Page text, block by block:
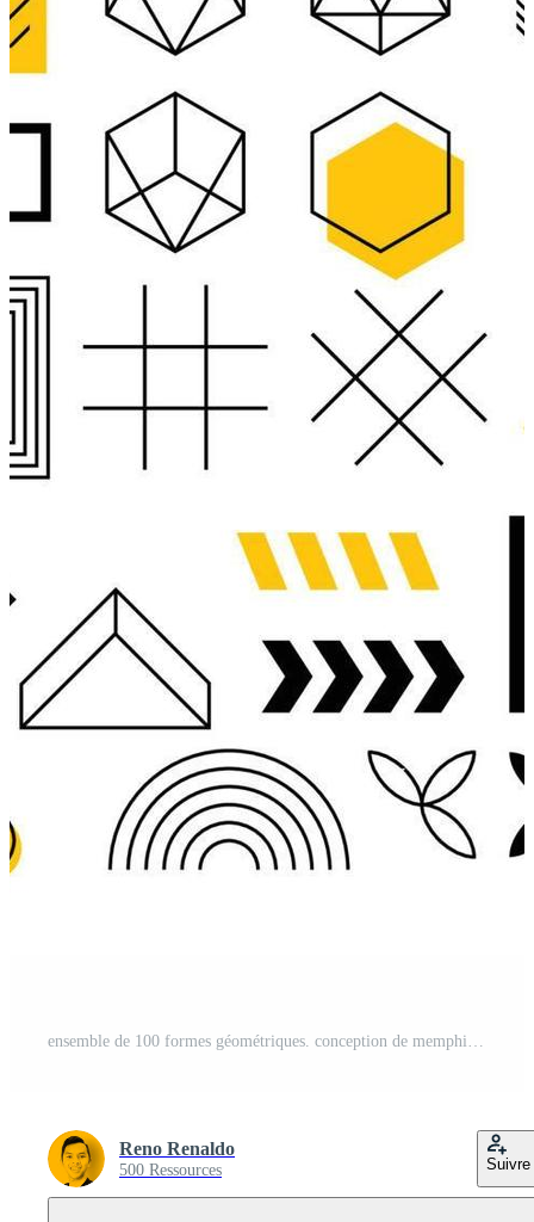
ensemble de 100 formes géométriques. conception de memphis, éléments rétro pour le web, vintage, publicité, bannière commerciale, affiche, dépliant, panneau d'affichage, vente. collection de formes géométriques vectorielles demi-teintes à la mode. Vecteur Gratuit
Reno Renaldo
500 Ressources Suivre